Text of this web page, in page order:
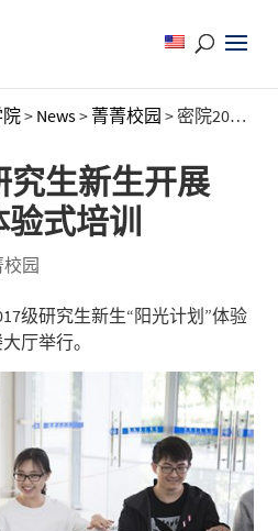
> News>菁菁校园 > 密院2017级研究生新生开展“阳光计划”体验式培训
究生新生开展
式培训
园
级研究生新生“阳光计划”体验
厅举行。